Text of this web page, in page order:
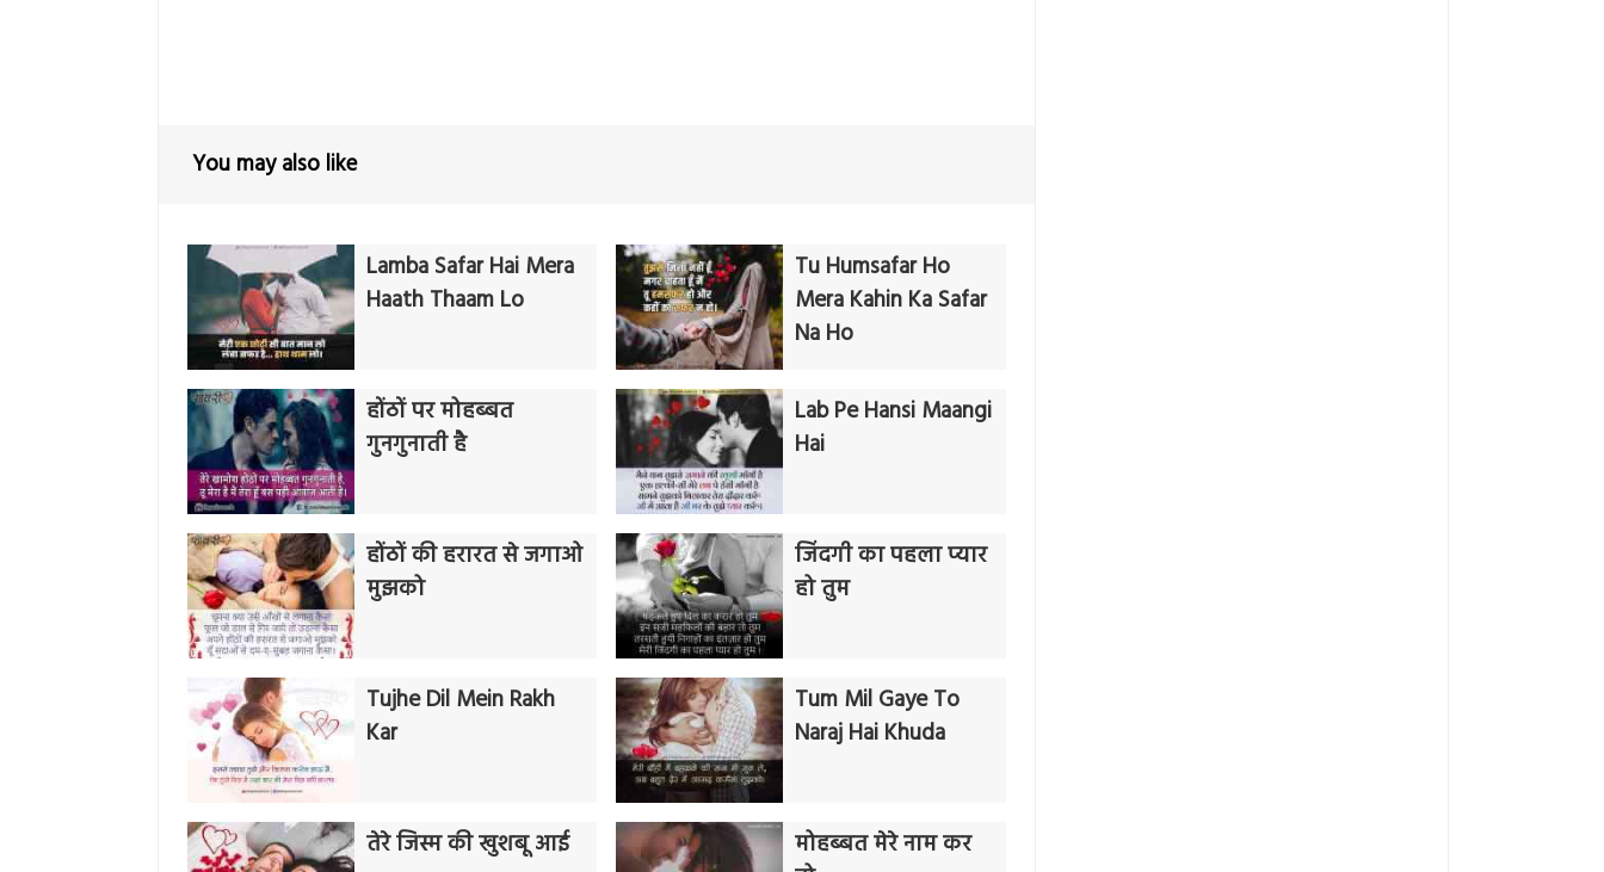
You may also like
Lamba Safar Hai Mera
Haath Thaam Lo
Tu Humsafar Ho
Mera Kahin Ka Safar
Na Ho
होंठों पर मोहब्बत
गुनगुनाती है
Lab Pe Hansi Maangi
Hai
होंठों की हरारत से जगाओ
मुझको
जिंदगी का पहला प्यार
हो तुम
Tujhe Dil Mein Rakh
Kar
Tum Mil Gaye To
Naraj Hai Khuda
तेरे जिस्म की खुशबू आई
मोहब्बत मेरे नाम कर